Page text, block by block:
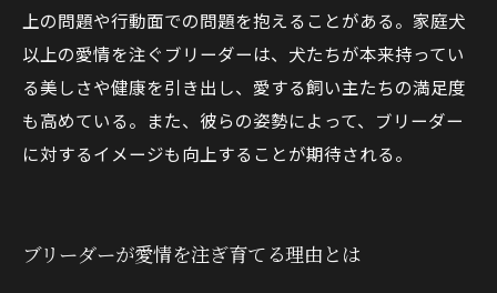
上の問題や行動面での問題を抱えることがある。家庭犬
以上の愛情を注ぐブリーダーは、犬たちが本来持ってい
る美しさや健康を引き出し、愛する飼い主たちの満足度
も高めている。また、彼らの姿勢によって、ブリーダー
に対するイメージも向上することが期待される。
ブリーダーが愛情を注ぎ育てる理由とは